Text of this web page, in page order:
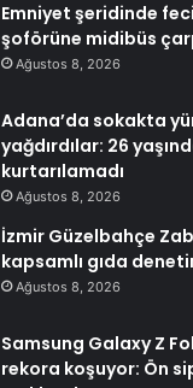
Emniyet şeridinde
şoförüne midibüs
Ağustos 8, 2026
Adana’da sokakta
yağdırdılar: 26
kurtarılamadı
Ağustos 8, 2026
İzmir Güzelbahçe
kapsamlı gıda
Ağustos 8, 2026
Samsung Galaxy Z
rekora koşuyor: Ön